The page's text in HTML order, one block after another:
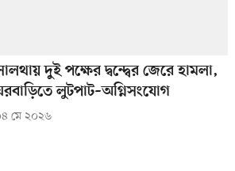
দুই পক্ষের দ্বন্দ্বের জেরে হামলা,
লুটপাট–অগ্নিসংযোগ
মে ২০২৬